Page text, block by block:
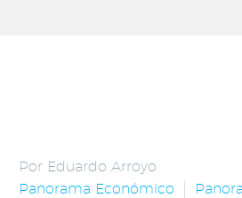
Por Eduardo Arroyo
Panorama Económico